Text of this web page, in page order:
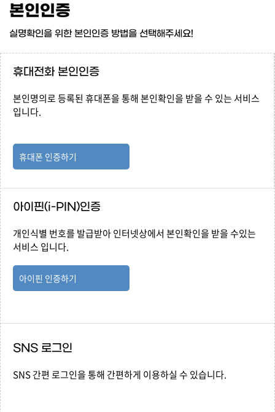
본인인증
실명확인을 위한 본인인증 방법을 선택해주세요!
휴대전화 본인인증
본인명의로 등록된 휴대폰을 통해 본인확인을 받을 수 있는 서비스
입니다.
휴대폰 인증하기
아이핀(i-PIN)인증
개인식별 번호를 발급받아 인터넷상에서 본인확인을 받을 수있는
서비스 입니다.
아이핀 인증하기
SNS 로그인
SNS 간편 로그인을 통해 간편하게 이용하실 수 있습니다.